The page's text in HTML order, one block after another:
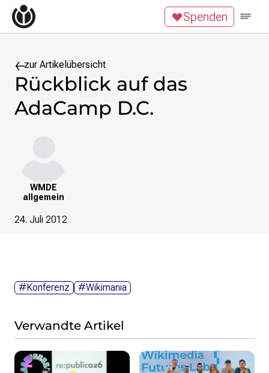
Zum Inhalt überspringen
Wikipedia unterstützen
Spenden
Mitmachen
News
Blog
Themen
Freie Bildung
Wikimedia Deutschland wird 20!
Featured
Wikipedia
Wikidata
Wikimedia Commons
Spenden
zur Artikelübersicht
Rückblick auf das
AdaCamp D.C.
WMDE
allgemein
24. Juli 2012
#Konferenz #Wikimania
Verwandte Artikel